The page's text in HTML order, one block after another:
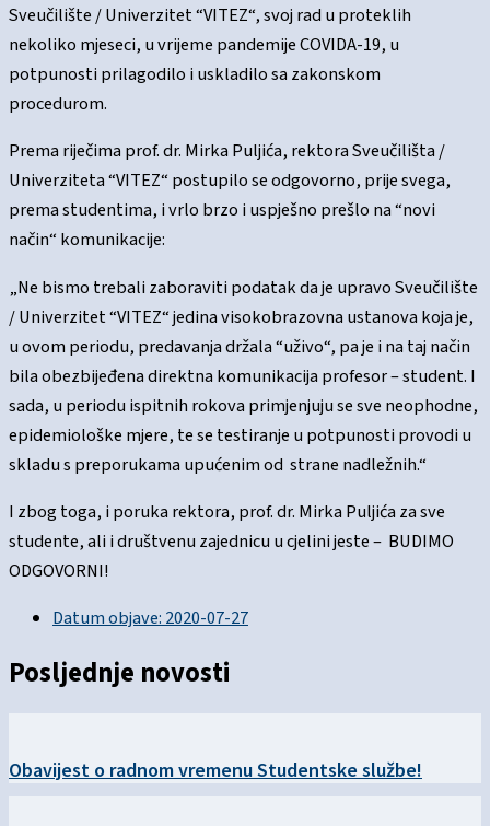
Sveučilište / Univerzitet “VITEZ“, svoj rad u proteklih
nekoliko mjeseci, u vrijeme pandemije COVIDA-19, u
potpunosti prilagodilo i uskladilo sa zakonskom
procedurom.
Prema riječima prof. dr. Mirka Puljića, rektora Sveučilišta /
Univerziteta “VITEZ“ postupilo se odgovorno, prije svega,
prema studentima, i vrlo brzo i uspješno prešlo na “novi
način“ komunikacije:
„Ne bismo trebali zaboraviti podatak da je upravo Sveučilište
/ Univerzitet “VITEZ“ jedina visokobrazovna ustanova koja je,
u ovom periodu, predavanja držala “uživo“, pa je i na taj način
bila obezbijeđena direktna komunikacija profesor – student. I
sada, u periodu ispitnih rokova primjenjuju se sve neophodne,
epidemiološke mjere, te se testiranje u potpunosti provodi u
skladu s preporukama upućenim od strane nadležnih.“
I zbog toga, i poruka rektora, prof. dr. Mirka Puljića za sve
studente, ali i društvenu zajednicu u cjelini jeste – BUDIMO
ODGOVORNI!
Datum objave:2020-07-27
Posljednje novosti
Obavijest o radnom vremenu Studentske službe!